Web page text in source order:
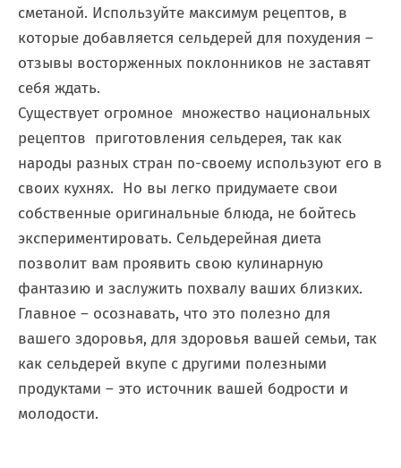
сметаной. Используйте максимум рецептов, в
которые добавляется сельдерей для похудения –
отзывы восторженных поклонников не заставят
себя ждать.
Существует огромное множество национальных
рецептов приготовления сельдерея, так как
народы разных стран по-своему используют его в
своих кухнях. Но вы легко придумаете свои
собственные оригинальные блюда, не бойтесь
экспериментировать. Сельдерейная диета
позволит вам проявить свою кулинарную
фантазию и заслужить похвалу ваших близких.
Главное – осознавать, что это полезно для
вашего здоровья, для здоровья вашей семьи, так
как сельдерей вкупе с другими полезными
продуктами – это источник вашей бодрости и
молодости.